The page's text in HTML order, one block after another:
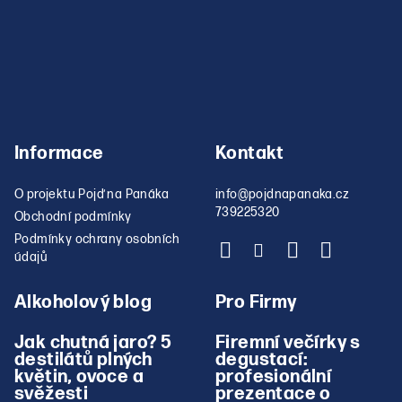
Informace
O projektu Pojď na Panáka
Obchodní podmínky
Podmínky ochrany osobních
údajů
Kontakt
info@pojdnapanaka.cz
739225320
Alkoholový blog
Jak chutná jaro? 5
destilátů plných
květin, ovoce a
svěžesti
Pro Firmy
Firemní večírky s
degustací:
profesionální
prezentace o